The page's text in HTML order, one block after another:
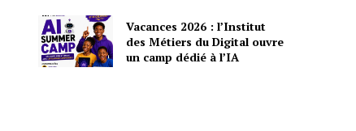
Vacances 2026 : l’Institut
des Métiers du Digital ouvre
un camp dédié à l’IA